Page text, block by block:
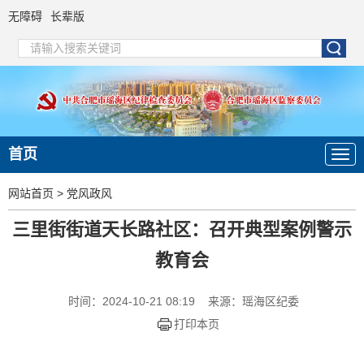
无障碍 长辈版
首页
网站首页 > 党风政风
三里街街道天长路社区：召开典型案例警示
教育会
时间：2024-10-21 08:19
来源：瑶海区纪委
打印本页